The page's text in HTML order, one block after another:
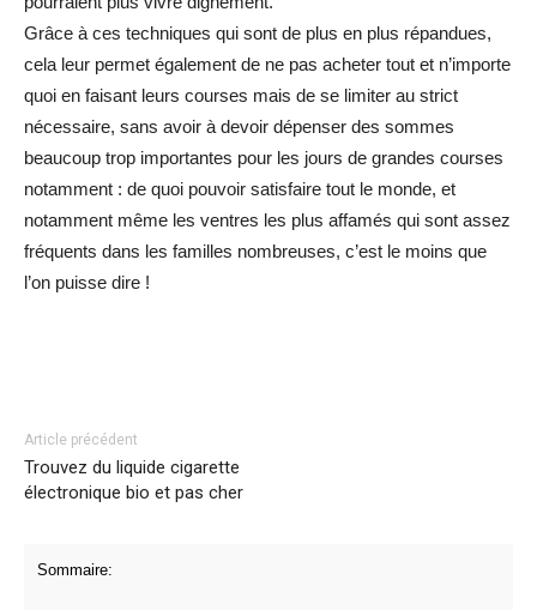
Grâce à ces techniques qui sont de plus en plus répandues,
cela leur permet également de ne pas acheter tout et n’importe
quoi en faisant leurs courses mais de se limiter au strict
nécessaire, sans avoir à devoir dépenser des sommes
beaucoup trop importantes pour les jours de grandes courses
notamment : de quoi pouvoir satisfaire tout le monde, et
notamment même les ventres les plus affamés qui sont assez
fréquents dans les familles nombreuses, c’est le moins que
l’on puisse dire !
Article précédent
Trouvez du liquide cigarette
électronique bio et pas cher
Sommaire: